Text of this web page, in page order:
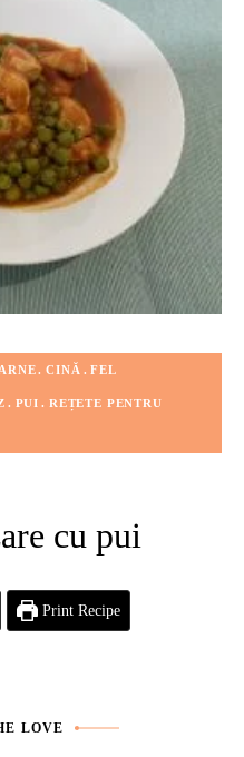
CINĂ FEL
PUI REȚETE PENTRU
cu pui
Print Recipe
LOVE